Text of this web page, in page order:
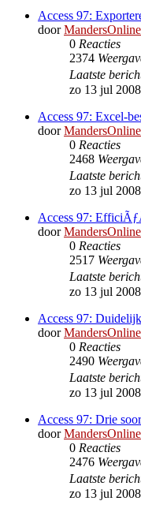
Access 97:
doorMandersOnline
0 Reacties
2374
Laatste
zo 13 jul
Access 97: Excel-
doorMandersOnline
0 Reacties
2468
Laatste
zo 13 jul
Access 97:
doorMandersOnline
0 Reacties
2517
Laatste
zo 13 jul
Access 97:
doorMandersOnline
0 Reacties
2490
Laatste
zo 13 jul
Access 97: Drie
doorMandersOnline
0 Reacties
2476
Laatste
zo 13 jul